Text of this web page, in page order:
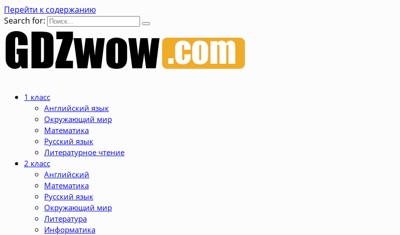
Перейти к содержанию
Search for:
1 класс
Английский язык
Окружающий мир
Математика
Русский язык
Литературное чтение
2 класс
Английский
Математика
Русский язык
Окружающий мир
Литература
Информатика